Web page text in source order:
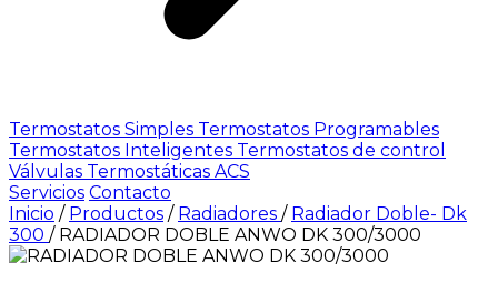
Termostatos Simples Termostatos Programables
Termostatos Inteligentes Termostatos de control
Válvulas Termostáticas ACS
Servicios Contacto
Inicio / Productos / Radiadores / Radiador Doble- Dk
300 / RADIADOR DOBLE ANWO DK 300/3000